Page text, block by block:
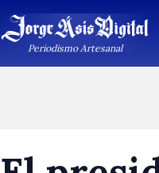
Periodismo Artesanal